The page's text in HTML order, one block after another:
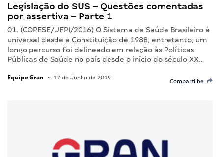
Legislação do SUS – Questões comentadas
por assertiva – Parte 1
01. (COPESE/UFPI/2016) O Sistema de Saúde Brasileiro é
universal desde a Constituição de 1988, entretanto, um
longo percurso foi delineado em relação às Políticas
Públicas de Saúde no país desde o início do século XX…
Equipe Gran • 17 de Junho de 2019
Compartilhe